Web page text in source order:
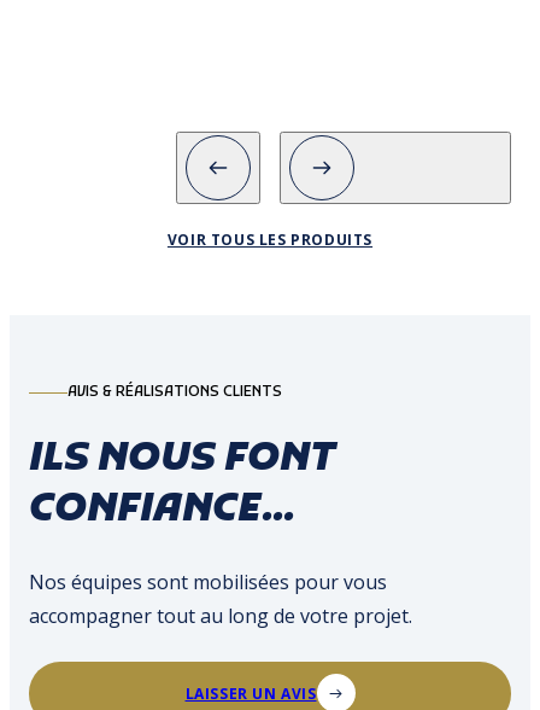
Schéma de câble
VOIR TOUS LES PRODUITS
AVIS & RÉALISATIONS CLIENTS
ILS NOUS FONT
CONFIANCE...
Nos équipes sont mobilisées pour vous
accompagner tout au long de votre projet.
LAISSER UN AVIS